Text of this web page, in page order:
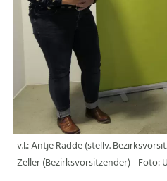
v.l.: Antje Radde (stellv.
Zeller (Bezirksvorsitzender) - Foto: